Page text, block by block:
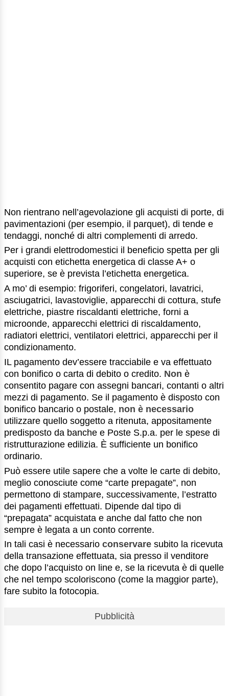
Non rientrano nell’agevolazione gli acquisti di porte, di
pavimentazioni (per esempio, il parquet), di tende e
tendaggi, nonché di altri complementi di arredo.
Per i grandi elettrodomestici il beneficio spetta per gli
acquisti con etichetta energetica di classe A+ o
superiore, se è prevista l’etichetta energetica.
A mo’ di esempio: frigoriferi, congelatori, lavatrici,
asciugatrici, lavastoviglie, apparecchi di cottura, stufe
elettriche, piastre riscaldanti elettriche, forni a
microonde, apparecchi elettrici di riscaldamento,
radiatori elettrici, ventilatori elettrici, apparecchi per il
condizionamento.
IL pagamento dev’essere tracciabile e va effettuato
con bonifico o carta di debito o credito. Non è
consentito pagare con assegni bancari, contanti o altri
mezzi di pagamento. Se il pagamento è disposto con
bonifico bancario o postale, non è necessario
utilizzare quello soggetto a ritenuta, appositamente
predisposto da banche e Poste S.p.a. per le spese di
ristrutturazione edilizia. È sufficiente un bonifico
ordinario.
Può essere utile sapere che a volte le carte di debito,
meglio conosciute come “carte prepagate”, non
permettono di stampare, successivamente, l’estratto
dei pagamenti effettuati. Dipende dal tipo di
“prepagata” acquistata e anche dal fatto che non
sempre è legata a un conto corrente.
In tali casi è necessario conservare subito la ricevuta
della transazione effettuata, sia presso il venditore
che dopo l’acquisto on line e, se la ricevuta è di quelle
che nel tempo scoloriscono (come la maggior parte),
fare subito la fotocopia.
Pubblicità